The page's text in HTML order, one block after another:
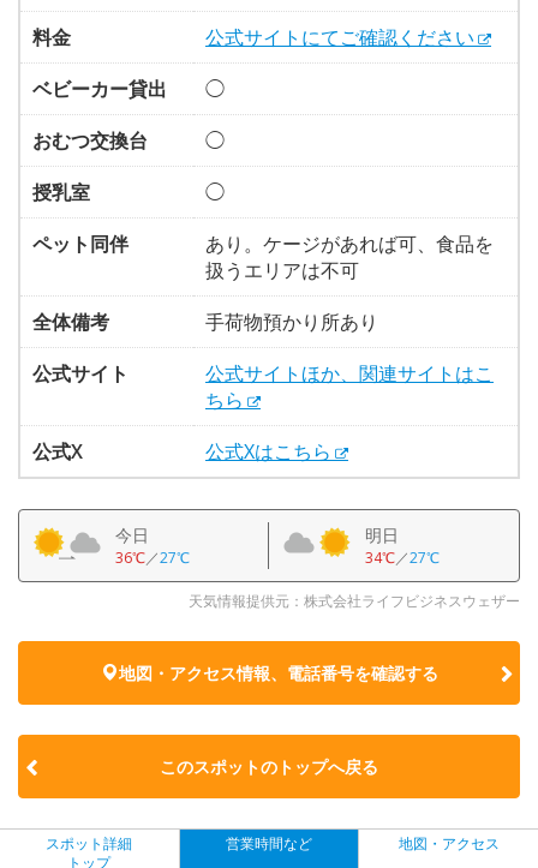
料金
公式サイトにてご確認ください
ベビーカー貸出
◯
おむつ交換台
◯
授乳室
◯
ペット同伴
あり。ケージがあれば可、食品を
扱うエリアは不可
全体備考
手荷物預かり所あり
公式サイト
公式サイトほか、関連サイトはこ
ちら
公式X
公式Xはこちら
今日
36℃／27℃
明日
34℃／27℃
天気情報提供元：株式会社ライフビジネスウェザー
地図・アクセス情報、電話番号を確認する
このスポットのトップへ戻る
スポット詳細
トップ
営業時間など 地図・アクセス